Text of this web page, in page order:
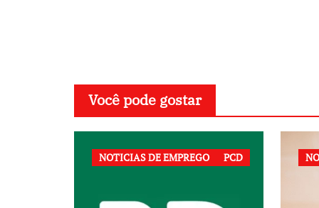
Você pode gostar
NOTICIAS DE EMPREGO PCD